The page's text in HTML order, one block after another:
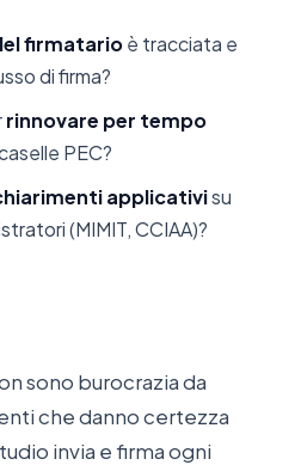
firmatarioè tracciata e
di firma?
rinnovare per tempo
PEC?
applicativisu
(MIMIT, CCIAA)?
sono burocrazia da
che danno certezza
invia e firma ogni